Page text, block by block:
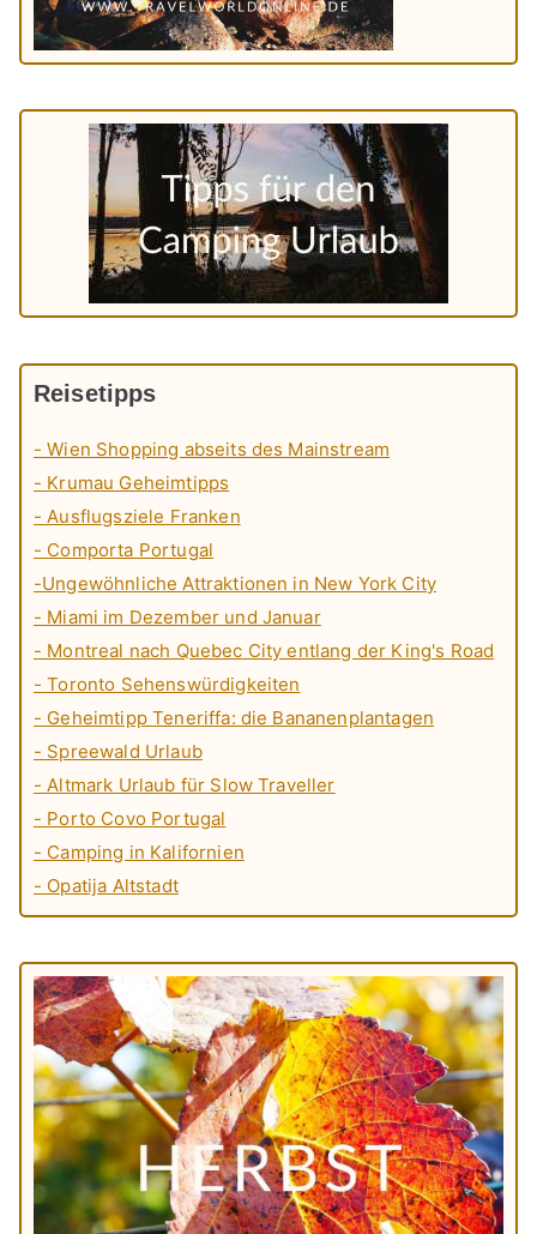
Reisetipps
- Wien Shopping abseits des Mainstream
- Krumau Geheimtipps
- Ausflugsziele Franken
- Comporta Portugal
-Ungewöhnliche Attraktionen in New York City
- Miami im Dezember und Januar
- Montreal nach Quebec City entlang der King's Road
- Toronto Sehenswürdigkeiten
- Geheimtipp Teneriffa: die Bananenplantagen
- Spreewald Urlaub
- Altmark Urlaub für Slow Traveller
- Porto Covo Portugal
- Camping in Kalifornien
- Opatija Altstadt